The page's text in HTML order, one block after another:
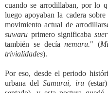
cuando se arrodillaban, por lo
luego apoyaban la cadera
movimiento actual de
suwaru primero significaba
también se decíanemaru." (
trivialidades).
Por eso, desde el periodo
urbana delSamurai, iru